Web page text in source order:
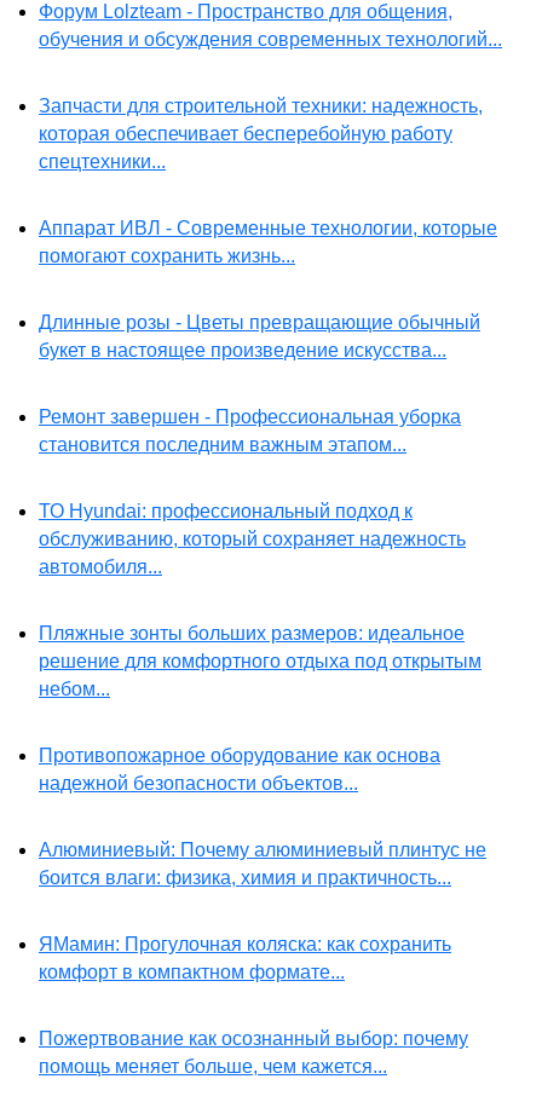
Форум Lolzteam - Пространство для общения,
обучения и обсуждения современных технологий...
Запчасти для строительной техники: надежность,
которая обеспечивает бесперебойную работу
спецтехники...
Аппарат ИВЛ - Современные технологии, которые
помогают сохранить жизнь...
Длинные розы - Цветы превращающие обычный
букет в настоящее произведение искусства...
Ремонт завершен - Профессиональная уборка
становится последним важным этапом...
ТО Hyundai: профессиональный подход к
обслуживанию, который сохраняет надежность
автомобиля...
Пляжные зонты больших размеров: идеальное
решение для комфортного отдыха под открытым
небом...
Противопожарное оборудование как основа
надежной безопасности объектов...
Алюминиевый: Почему алюминиевый плинтус не
боится влаги: физика, химия и практичность...
ЯМамин: Прогулочная коляска: как сохранить
комфорт в компактном формате...
Пожертвование как осознанный выбор: почему
помощь меняет больше, чем кажется...